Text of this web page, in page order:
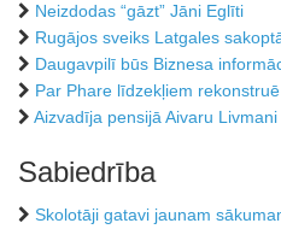
Neizdodas “gāzt” Jāni Eglīti
Rugājos sveiks Latgales
Daugavpilī būs Biznesa
Par Phare līdzekļiem
Aizvadīja pensijā Aivaru Livmani
Sabiedrība
Skolotāji gatavi jaunam